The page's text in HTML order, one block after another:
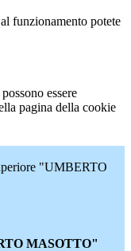
funzionamento potete
essere
pagina della cookie
"UMBERTO
MASOTTO"